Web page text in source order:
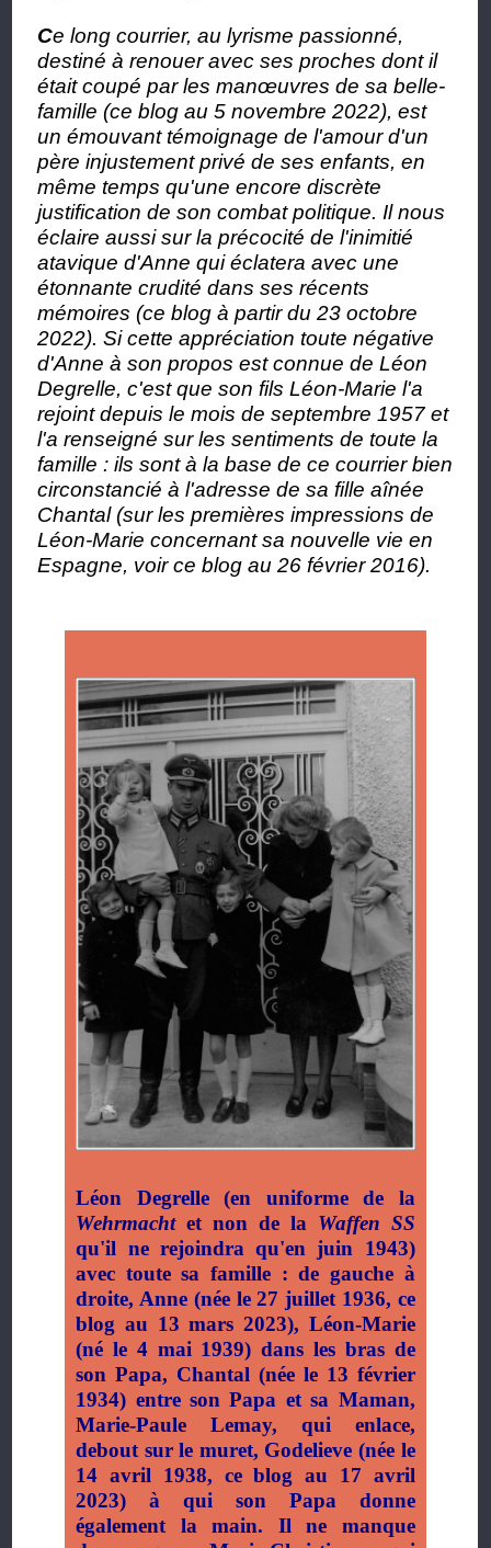
Ce long courrier, au lyrisme passionné,
destiné à renouer avec ses proches dont il
était coupé par les manœuvres de sa belle-
famille (ce blog au 5 novembre 2022), est
un émouvant témoignage de l'amour d'un
père injustement privé de ses enfants, en
même temps qu'une encore discrète
justification de son combat politique. Il nous
éclaire aussi sur la précocité de l'inimitié
atavique d'Anne qui éclatera avec une
étonnante crudité dans ses récents
mémoires (ce blog à partir du 23 octobre
2022). Si cette appréciation toute négative
d'Anne à son propos est connue de Léon
Degrelle, c'est que son fils Léon-Marie l'a
rejoint depuis le mois de septembre 1957 et
l'a renseigné sur les sentiments de toute la
famille : ils sont à la base de ce courrier bien
circonstancié à l'adresse de sa fille aînée
Chantal (sur les premières impressions de
Léon-Marie concernant sa nouvelle vie en
Espagne, voir ce blog au 26 février 2016).
Léon Degrelle (en uniforme de la
Wehrmachtet non de la Waffen SS
qu'il ne rejoindra qu'en juin 1943)
avec toute sa famille : de gauche à
droite, Anne (née le 27 juillet 1936, ce
blog au 13 mars 2023), Léon-Marie
(né le 4 mai 1939) dans les bras de
son Papa, Chantal (née le 13 février
1934) entre son Papa et sa Maman,
Marie-Paule Lemay, qui enlace,
debout sur le muret, Godelieve (née le
14 avril 1938, ce blog au 17 avril
2023) à qui son Papa donne
également la main. Il ne manque